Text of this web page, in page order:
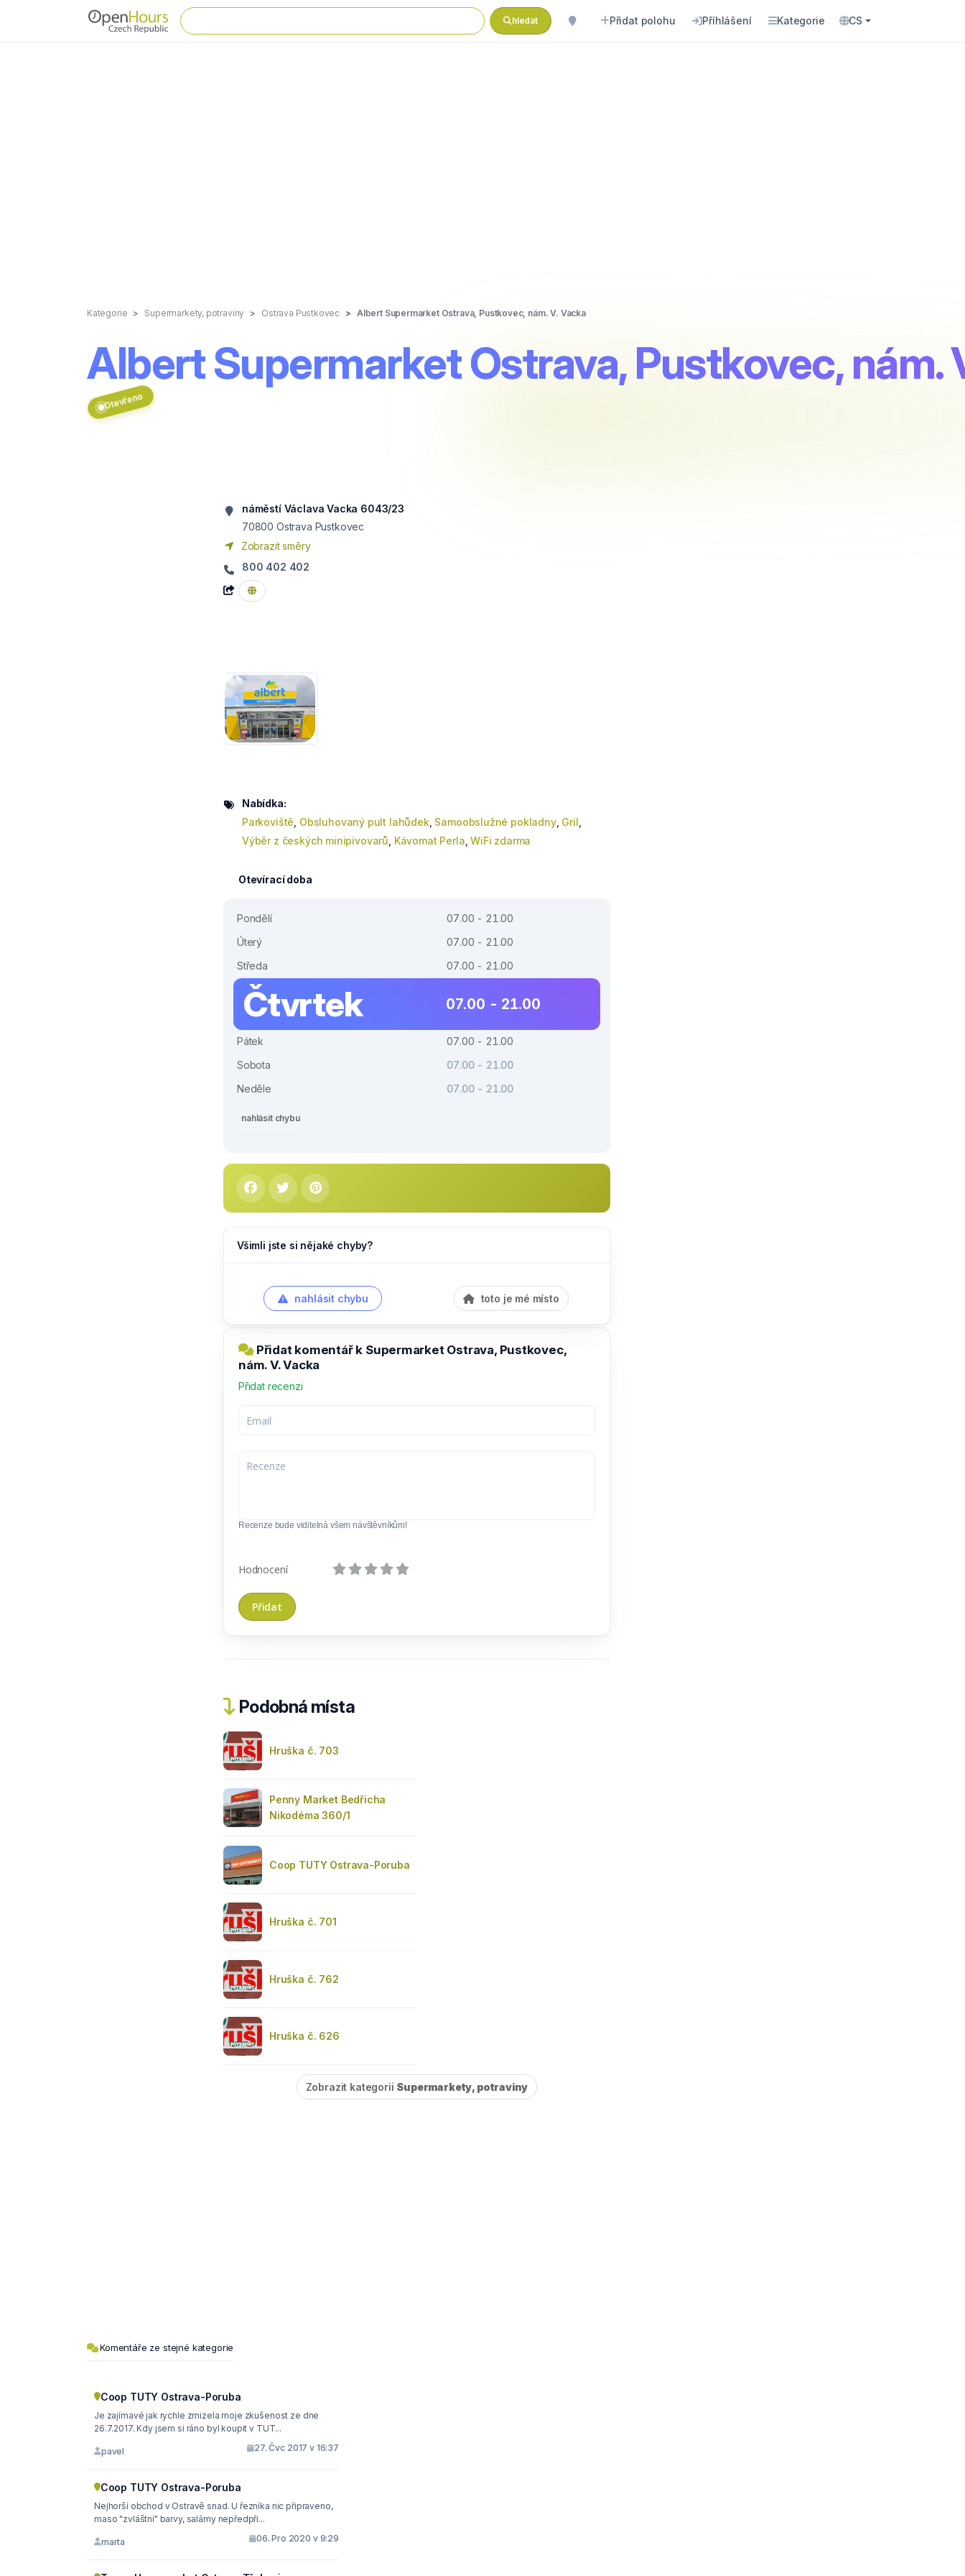
hledat Přidat polohu Příhlášení Kategorie CS
Kategorie Supermarkety, potraviny Ostrava Pustkovec Albert Supermarket Ostrava, Pustkovec, nám. V. Vacka
Albert Supermarket Ostrava, Pustkovec, nám.
Otevřeno
náměstí Václava Vacka 6043/23
70800 Ostrava Pustkovec
Zobrazit směry
800 402 402
Nabídka:
Parkoviště Obsluhovaný pult lahůdek, Samoobslužné pokladny, Gril
Výběr z českých minipivovarů Kávomat Perla ,WiFi zdarma
Otevírací doba
Pondělí
07.00 - 21.00
Úterý
07.00 - 21.00
Středa
07.00 - 21.00
Čtvrtek 07.00 - 21.00
Pátek
07.00 - 21.00
Sobota
07.00 - 21.00
Neděle
07.00 - 21.00
nahlásit chybu
Všimli jste si nějaké chyby?
nahlásit chybu toto je mé místo
Přidat komentář k Supermarket Ostrava, Pustkovec,
nám. V. Vacka
Přidat recenzi
Recenze bude viditelná všem návštěvníkům!
Hodnocení
Podobná místa
Hruška č. 703
Penny Market Bedřicha
Nikodéma 360/1
Coop TUTY Ostrava-Poruba
Hruška č. 701
Hruška č. 762
Hruška č. 626
Zobrazit kategorii Supermarkety, potraviny
Komentáře ze stejné kategorie
Coop TUTY Ostrava-Poruba
Je zajímavé jak rychle zmizela moje zkušenost ze dne
26.7.2017. Kdy jsem si ráno byl koupit v TUT...
pavel 27. Čvc 2017 v 16:37
Coop TUTY Ostrava-Poruba
Nejhorší obchod v Ostravě snad. U řezníka nic připraveno,
maso "zvláštní" barvy, salámy nepředpři...
marta 06. Pro 2020 v 9:29